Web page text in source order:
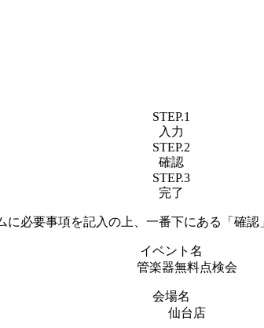
STEP.1
入力
STEP.2
確認
STEP.3
完了
に必要事項を記入の上、一番下にある「確認
イベント名
管楽器無料点検会
会場名
仙台店